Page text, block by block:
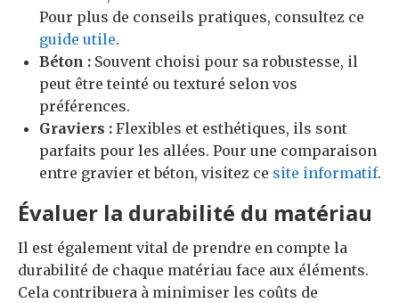
Pour plus de conseils pratiques, consultez ce
guide utile.
Béton : Souvent choisi pour sa robustesse, il
peut être teinté ou texturé selon vos
préférences.
Graviers : Flexibles et esthétiques, ils sont
parfaits pour les allées. Pour une comparaison
entre gravier et béton, visitez ce site informatif.
Évaluer la durabilité du matériau
Il est également vital de prendre en compte la
durabilité de chaque matériau face aux éléments.
Cela contribuera à minimiser les coûts de